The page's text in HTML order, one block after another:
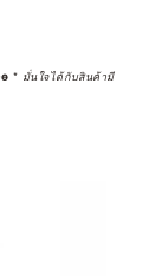
าอย่าง
ในระยะ
* มั่นใจได้กับสินค้ามี